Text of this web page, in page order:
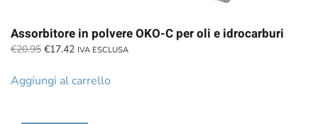
Assorbitore in polvere OKO-C per oli e idrocarburi
€20.95 Il
originale
€17.42Il
attuale
IVA ESCLUSA
Aggiungi al carrello